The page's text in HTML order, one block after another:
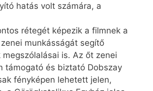
hatás volt számára, a
rétegét képezik a filmnek a
munkásságát segítő
megszólalásai is. Az őt zenei
támogató és biztató Dobszay
fényképen lehetett jelen,